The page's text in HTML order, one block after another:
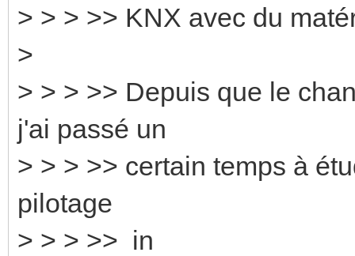
> > > >> KNX avec du
>
> > > >> Depuis que le
j'ai passé un
> > > >> certain temps à
pilotage
> > > >> in